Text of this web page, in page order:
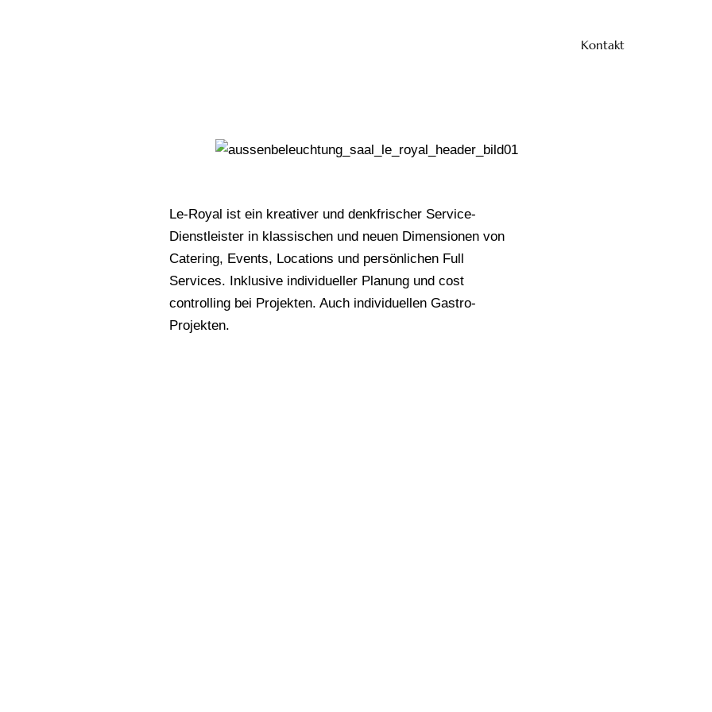
Kontakt
Le-Royal ist ein kreativer und denkfrischer Service-
Dienstleister in klassischen und neuen Dimensionen von
Catering, Events, Locations und persönlichen Full
Services. Inklusive individueller Planung und cost
controlling bei Projekten. Auch individuellen Gastro-
Projekten.